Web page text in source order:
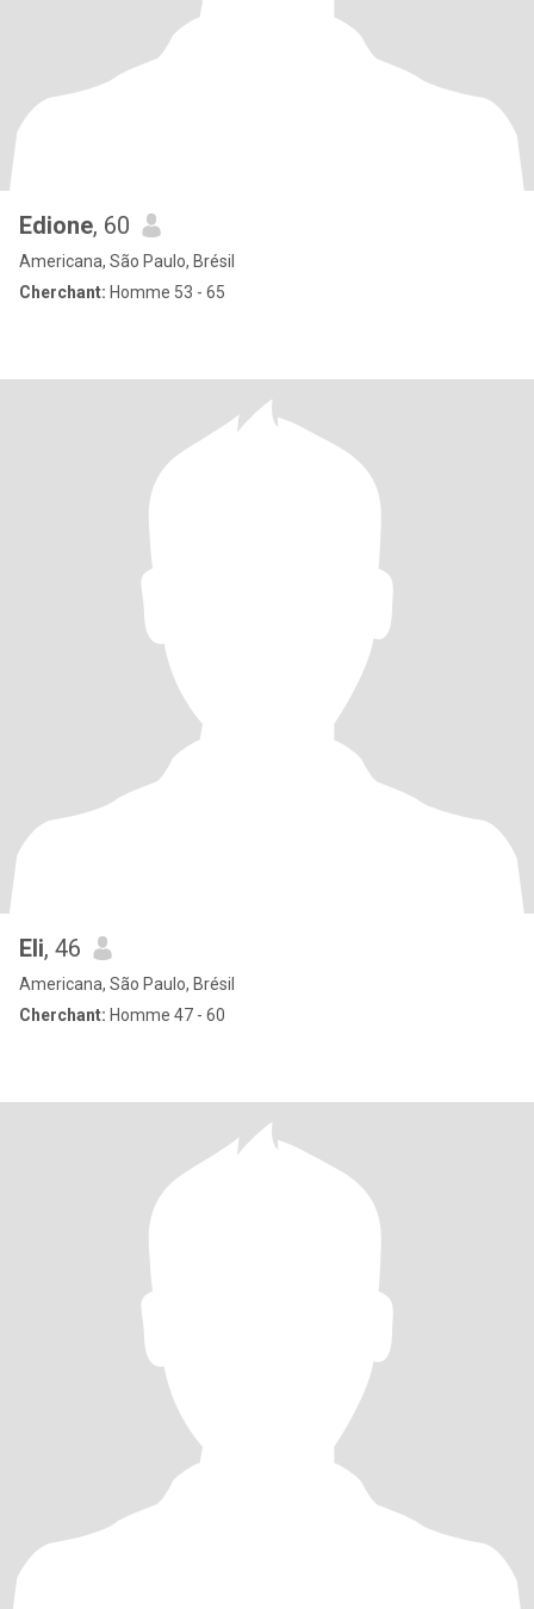
Edione, 60
Americana, São Paulo, Brésil
Cherchant: Homme 53 - 65
Eli, 46
Americana, São Paulo, Brésil
Cherchant: Homme 47 - 60